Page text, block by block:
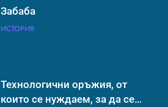
Човешкият мозък –
Забаба
ИСТОРИЯ
Технологични оръжия, от
които се нуждаем, за да се